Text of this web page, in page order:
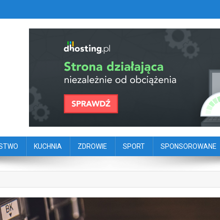
portal dziennikarstwa
KUCHNIA ZDROWIE SPORT SPONSOROWANE